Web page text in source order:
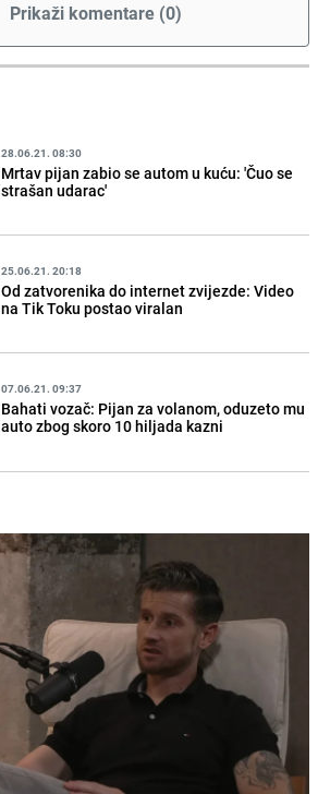
Prikaži komentare (0)
28.06.21. 08:30
Mrtav pijan zabio se autom u kuću: 'Čuo se
strašan udarac'
25.06.21. 20:18
Od zatvorenika do internet zvijezde: Video
na Tik Toku postao viralan
07.06.21. 09:37
Bahati vozač: Pijan za volanom, oduzeto mu
auto zbog skoro 10 hiljada kazni